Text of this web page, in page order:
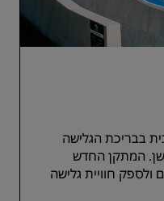
בבריכת הגלישה
המתקן החדש
ולספק חוויית גלישה